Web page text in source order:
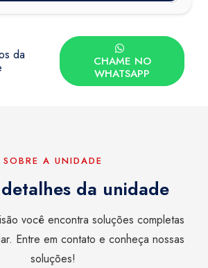
da
CHAME NO
WHATSAPP
SOBRE A UNIDADE
da unidade
você encontra soluções completas
Entre em contato e conheça nossas
soluções!